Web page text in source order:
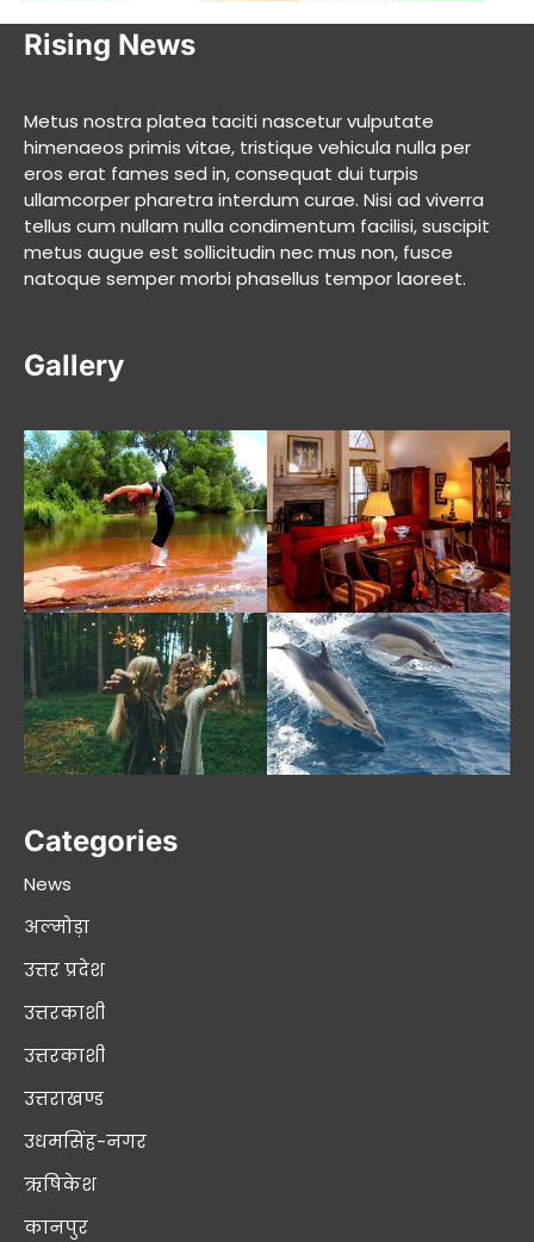
Rising News
Metus nostra platea taciti nascetur vulputate
himenaeos primis vitae, tristique vehicula nulla per
eros erat fames sed in, consequat dui turpis
ullamcorper pharetra interdum curae. Nisi ad viverra
tellus cum nullam nulla condimentum facilisi, suscipit
metus augue est sollicitudin nec mus non, fusce
natoque semper morbi phasellus tempor laoreet.
Gallery
Categories
News
अल्मोड़ा
उत्तर प्रदेश
उत्तरकाशी
उत्तरकाशी
उत्तराखण्ड
उधमसिंह-नगर
ऋषिकेश
कानपुर